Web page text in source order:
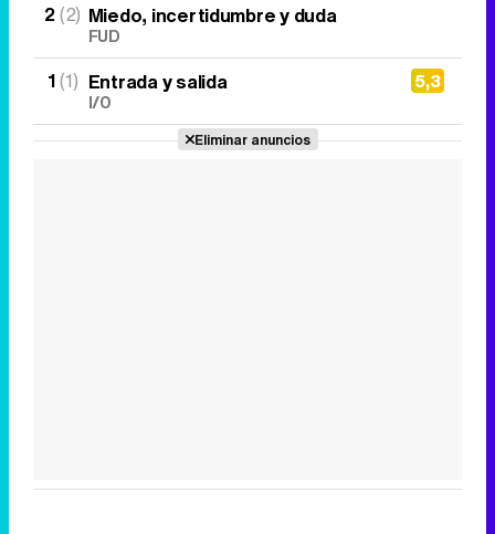
2(2) Miedo, incertidumbre y duda
FUD
1(1) Entrada y salida
I/0
5,3
Eliminar anuncios